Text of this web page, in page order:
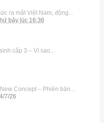
ra mắt Việt Nam, động...
bảy lúc 16:36
cấp 3 – Vì sao...
Concept – Phiên bản...
7/26